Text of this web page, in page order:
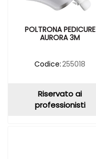
POLTRONA PEDICURE
AURORA 3M
Codice:255018
Riservato ai
professionisti